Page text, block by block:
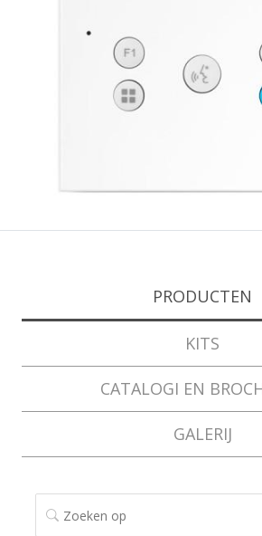
PRODUCTEN
KITS
CATALOGI EN
GALERIJ
ZOEKEN OP